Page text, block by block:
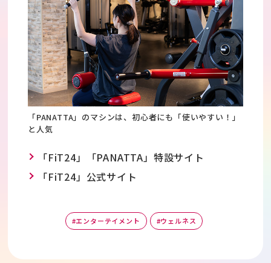
「PANATTA」のマシンは、初心者にも「使いやすい！」
と人気
「FiT24」「PANATTA」特設サイト
「FiT24」公式サイト
#エンターテイメント #ウェルネス